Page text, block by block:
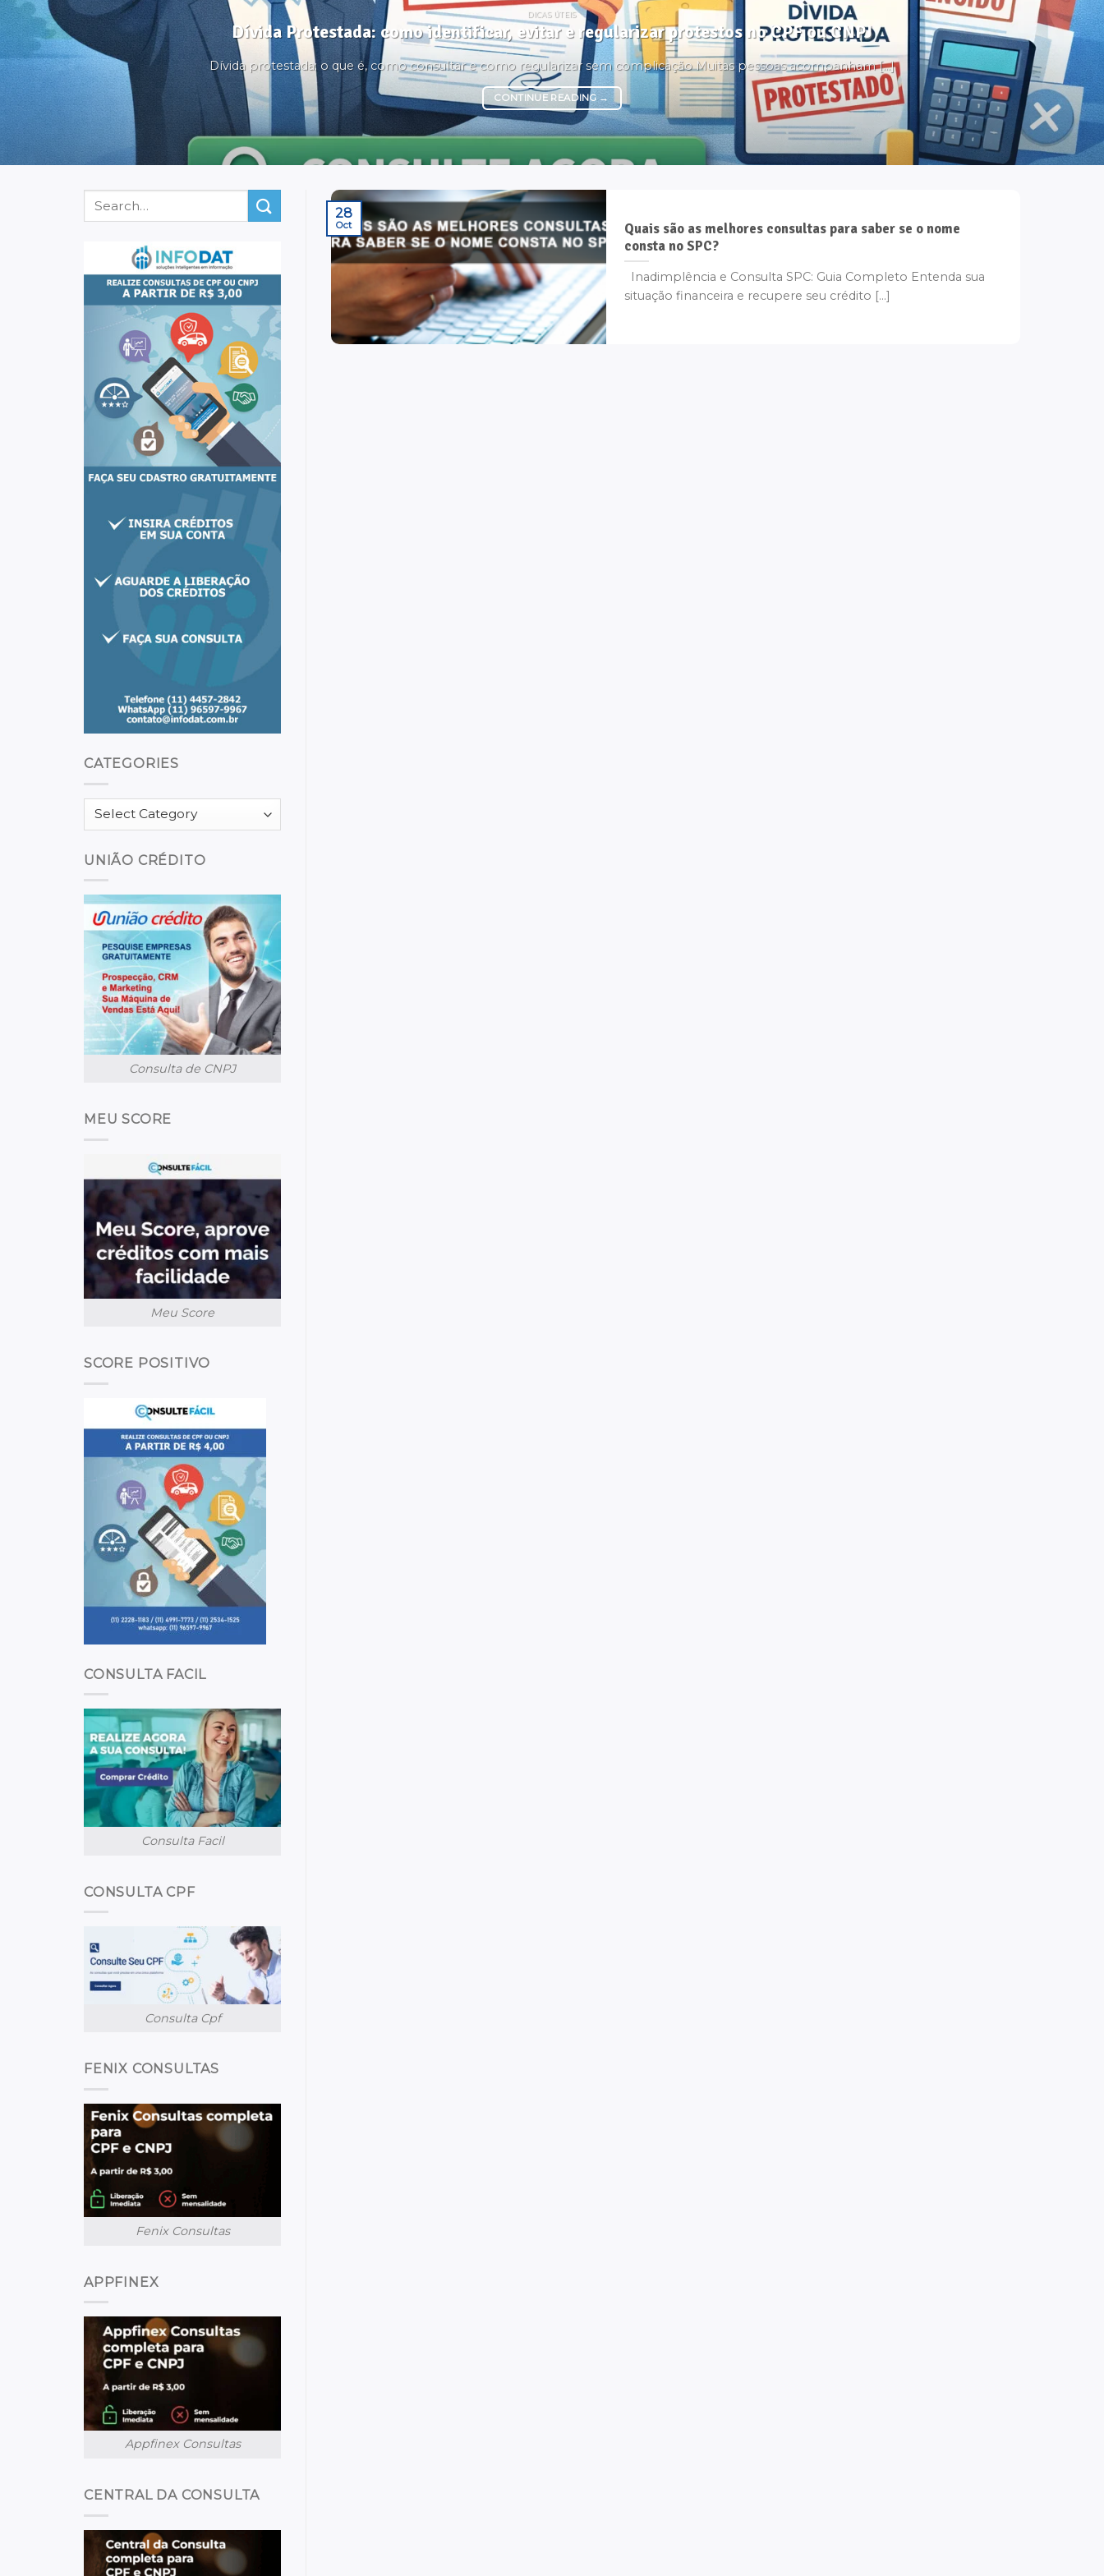
DICAS ÚTEIS
Dívida Protestada: como identificar, evitar e regularizar protestos no CPF ou CNPJ
Dívida protestada: o que é, como consultar e como regularizar sem complicação Muitas pessoas acompanham [...]
CONTINUE READING→
CATEGORIES
Categories
UNIÃO CRÉDITO
Consulta de CNPJ
MEU SCORE
Meu Score
SCORE POSITIVO
CONSULTA FACIL
Consulta Facil
CONSULTA CPF
Consulta Cpf
FENIX CONSULTAS
Fenix Consultas
APPFINEX
Appfinex Consultas
CENTRAL DA CONSULTA
Quais são as melhores consultas para saber se o nome
consta no SPC?
Inadimplência e Consulta SPC: Guia Completo Entenda sua
situação financeira e recupere seu crédito [...]
28
Oct